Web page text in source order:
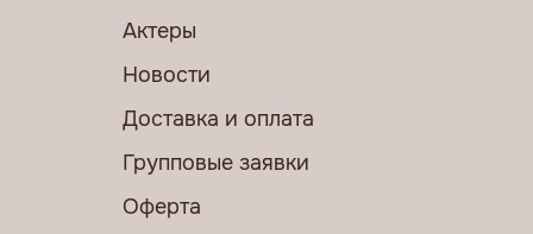
Актеры
Новости
Доставка и оплата
Групповые заявки
Оферта